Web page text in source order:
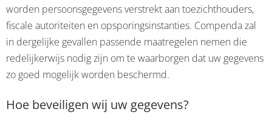
worden persoonsgegevens verstrekt aan toezichthouders,
fiscale autoriteiten en opsporingsinstanties. Compenda zal
in dergelijke gevallen passende maatregelen nemen die
redelijkerwijs nodig zijn om te waarborgen dat uw gegevens
zo goed mogelijk worden beschermd.
Hoe beveiligen wij uw gegevens?